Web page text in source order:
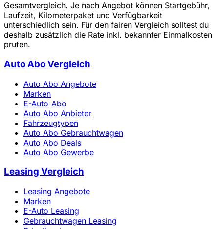
Gesamtvergleich. Je nach Angebot können Startgebühr,
Laufzeit, Kilometerpaket und Verfügbarkeit
unterschiedlich sein. Für den fairen Vergleich solltest du
deshalb zusätzlich die Rate inkl. bekannter Einmalkosten
prüfen.
Auto Abo Vergleich
Auto Abo Angebote
Marken
E-Auto-Abo
Auto Abo Anbieter
Fahrzeugtypen
Auto Abo Gebrauchtwagen
Auto Abo Deals
Auto Abo Gewerbe
Leasing Vergleich
Leasing Angebote
Marken
E-Auto Leasing
Gebrauchtwagen Leasing